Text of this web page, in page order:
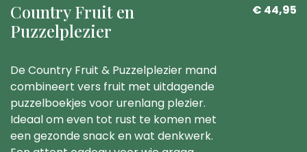
Country Fruit en
Puzzelplezier
De Country Fruit & Puzzelplezier mand
combineert vers fruit met uitdagende
puzzelboekjes voor urenlang plezier.
Ideaal om even tot rust te komen met
een gezonde snack en wat denkwerk.
€ 44,95